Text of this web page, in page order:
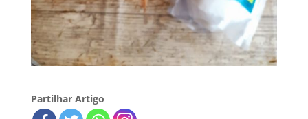
Partilhar Artigo